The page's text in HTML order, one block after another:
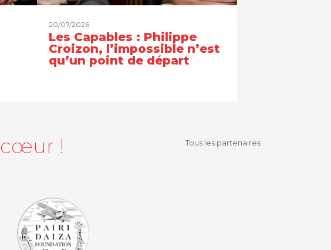
20/07/2026
Les Capables : Philippe
Croizon, l’impossible n’est
qu’un point de départ
cœur ! Tous les partenaires